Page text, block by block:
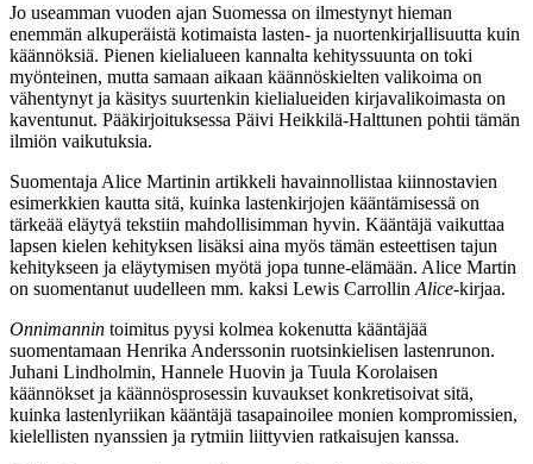
Jo useamman vuoden ajan Suomessa on ilmestynyt hieman
enemmän alkuperäistä kotimaista lasten- ja nuortenkirjallisuutta kuin
käännöksiä. Pienen kielialueen kannalta kehityssuunta on toki
myönteinen, mutta samaan aikaan käännöskielten valikoima on
vähentynyt ja käsitys suurtenkin kielialueiden kirjavalikoimasta on
kaventunut. Pääkirjoituksessa Päivi Heikkilä-Halttunen pohtii tämän
ilmiön vaikutuksia.
Suomentaja Alice Martinin artikkeli havainnollistaa kiinnostavien
esimerkkien kautta sitä, kuinka lastenkirjojen kääntämisessä on
tärkeää eläytyä tekstiin mahdollisimman hyvin. Kääntäjä vaikuttaa
lapsen kielen kehityksen lisäksi aina myös tämän esteettisen tajun
kehitykseen ja eläytymisen myötä jopa tunne-elämään. Alice Martin
on suomentanut uudelleen mm. kaksi Lewis Carrollin Alice-kirjaa.
Onnimannin toimitus pyysi kolmea kokenutta kääntäjää
suomentamaan Henrika Anderssonin ruotsinkielisen lastenrunon.
Juhani Lindholmin, Hannele Huovin ja Tuula Korolaisen
käännökset ja käännösprosessin kuvaukset konkretisoivat sitä,
kuinka lastenlyriikan kääntäjä tasapainoilee monien kompromissien,
kielellisten nyanssien ja rytmiin liittyvien ratkaisujen kanssa.